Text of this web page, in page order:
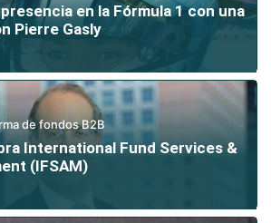
en la Fórmula 1 con una
Pierre Gasly
de fondos B2B
International Fund Services &
(IFSAM)